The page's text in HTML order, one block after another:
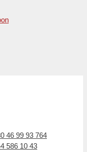
46 99 93 764
586 10 43